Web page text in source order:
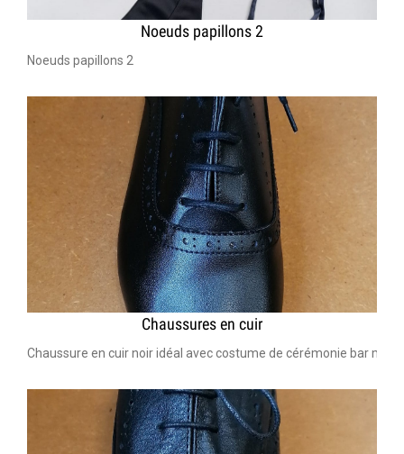
Noeuds papillons 2
Noeuds papillons 2
Chaussures en cuir
Chaussure en cuir noir idéal avec costume de cérémonie bar